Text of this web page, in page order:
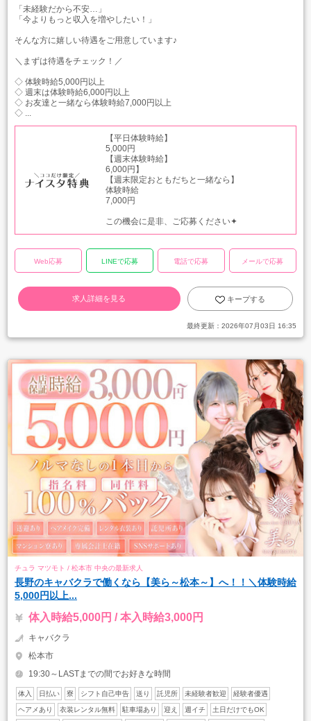
「未経験だから不安…」
「今よりもっと収入を増やしたい！」
そんな方に嬉しい待遇をご用意しています♪
＼まずは待遇をチェック！／
◇ 体験時給5,000円以上
◇ 週末は体験時給6,000円以上
◇ お友達と一緒なら体験時給7,000円以上
◇ ...
【平日体験時給】
5,000円
【週末体験時給】
6,000円】
【週末限定おともだちと一緒なら】
体験時給
7,000円
この機会に是非、ご応募ください✦
Web応募 LINEで応募 電話で応募 メールで応募
求人詳細を見る キープする
最終更新： 2026年07月03日 16:35
チュラ マツモト / 松本市 中央の最新求人
長野のキャバクラで働くなら【美ら～松本～】へ！！＼体験時給
5,000円以上...
体入時給5,000円 / 本入時給3,000円
キャバクラ
松本市
19:30～LASTまでの間でお好きな時間
体入 日払い 寮 シフト自己申告 送り 託児所 未経験者歓迎 経験者優遇
ヘアメあり 衣装レンタル無料 駐車場あり 迎え 週イチ 土日だけでもOK